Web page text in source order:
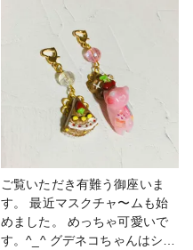
もご一緒に。 他ではあまりな
い一点物になります。 ハッ
ピ〜な気持ちになって頂けたら
嬉しいです。 #販売中 #キーホ
アクセサリー部 #booth
#creema #Instagram #粘土
ご覧いただき有難う御座いま
す。 最近マスクチャ〜ムも始
めました。 めっちゃ可愛いで
す。^_^ グデネコちゃんはシリ